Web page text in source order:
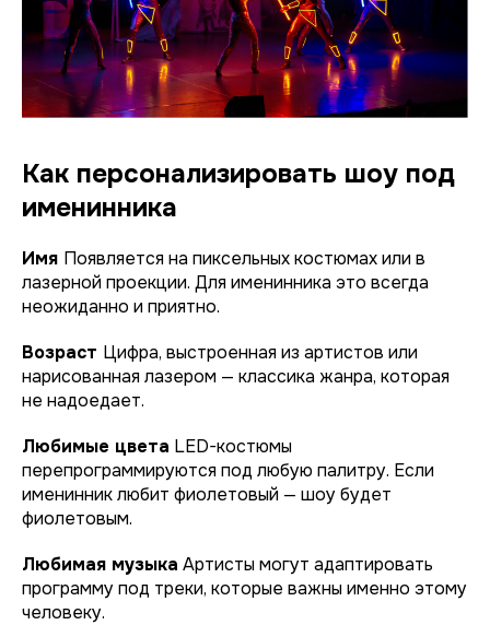
Как персонализировать шоу под
именинника
Имя Появляется на пиксельных костюмах или в
лазерной проекции. Для именинника это всегда
неожиданно и приятно.
Возраст Цифра, выстроенная из артистов или
нарисованная лазером — классика жанра, которая
не надоедает.
Любимые цвета LED-костюмы
перепрограммируются под любую палитру. Если
именинник любит фиолетовый — шоу будет
фиолетовым.
Любимая музыка Артисты могут адаптировать
программу под треки, которые важны именно этому
человеку.